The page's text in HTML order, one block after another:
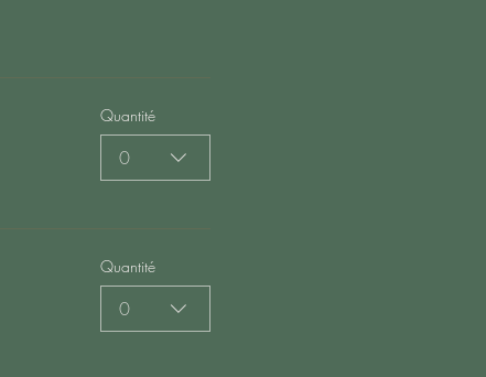
Quantité
0
Quantité
0